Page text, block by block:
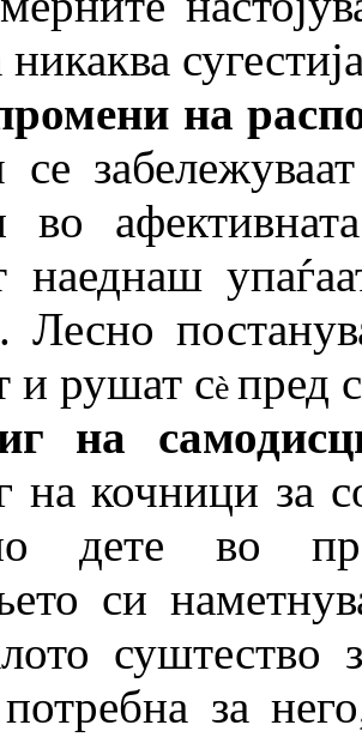
на
се
во
наеднаш
Лесно
и рушат cè пред
на
на кочници за
дете во
си
суштество
за